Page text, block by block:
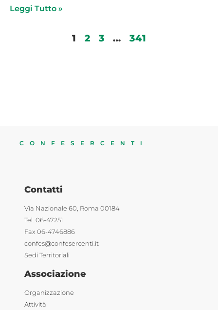
Leggi Tutto »
1 2 3 … 341
CONFESERCENTI
Contatti
Via Nazionale 60, Roma 00184
Tel. 06-47251
Fax 06-4746886
confes@confesercenti.it
Sedi Territoriali
Associazione
Organizzazione
Attività